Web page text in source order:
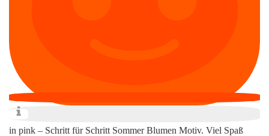
in pink – Schritt für Schritt Sommer Blumen Motiv. Viel Spaß